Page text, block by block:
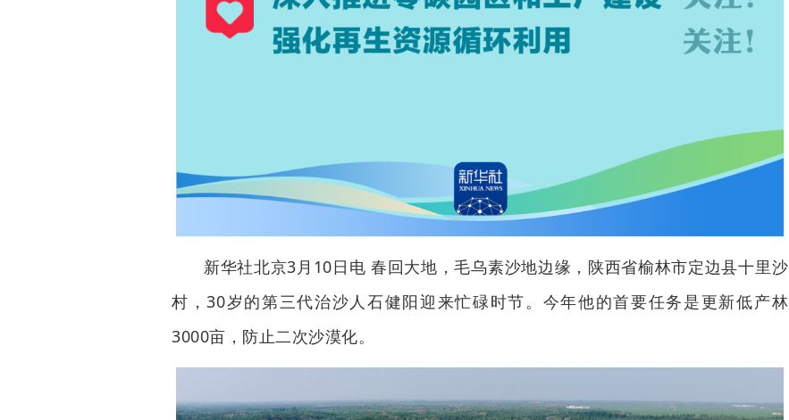
新华社北京3月10日电 春回大地，毛乌素沙地边缘，陕西省榆林市定边县十里沙
村，30岁的第三代治沙人石健阳迎来忙碌时节。今年他的首要任务是更新低产林
3000亩，防止二次沙漠化。